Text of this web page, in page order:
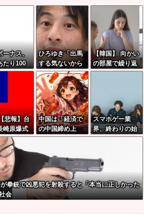
ーナス、
たり100
突破
ひろゆき「出馬
する気ないから
話さなかった」
妻「それでも不
誠実だろ」→離
婚協議へｗｗｗ
ｗｗ
【韓国】 向かい
の部屋で繰り返
しわいせつ行
悲報】台
崎原爆式
席「長崎
席場所
団エリア
て配
た！」 →
を持つ
屈指し
中国は「経済で
の中国締め上
げ」続けるトラ
謝するかも
スマホゲー業
界、終わりの始
まり…倒産件数
ス「数億円かけ
ても爆ﾀﾋ」
拳銃で凶悪犯を射殺すると「本当に正しかった
会